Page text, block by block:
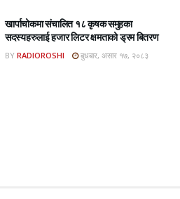
खार्पाचोकमा संचालित १८ कृषक समुहका
सदस्यहरुलाई हजार लिटर क्षमताको ड्रम बितरण
BY RADIOROSHI बुधबार, असार १७, २०८३